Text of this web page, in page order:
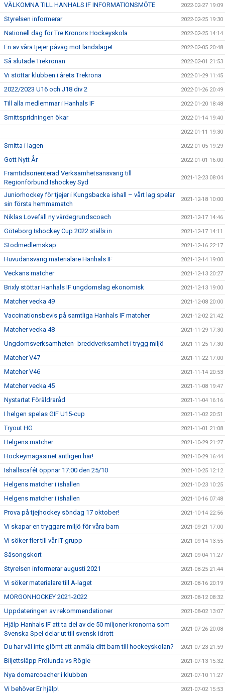
VÄLKOMNA TILL HANHALS IF INFORMATIONSMÖTE 2022-02-27 19:09
Styrelsen informerar 2022-02-25 19:30
Nationell dag för Tre Kronors Hockeyskola 2022-02-25 14:14
En av våra tjejer påväg mot landslaget 2022-02-05 20:48
Så slutade Trekronan 2022-02-01 21:53
Vi stöttar klubben i årets Trekrona 2022-01-29 11:45
2022/2023 U16 och J18 div 2 2022-01-26 20:49
Till alla medlemmar i Hanhals IF 2022-01-20 18:48
Smittspridningen ökar 2022-01-14 19:40
2022-01-11 19:30
Smitta i lagen 2022-01-05 19:29
Gott Nytt År 2022-01-01 16:00
Framtidsorienterad Verksamhetsansvarig till
Regionförbund Ishockey Syd
2021-12-23 08:04
Juniorhockey för tjejer i Kungsbacka ishall – vårt lag spelar
sin första hemmamatch
2021-12-18 10:00
Niklas Lovefall ny värdegrundscoach 2021-12-17 14:46
Göteborg Ishockey Cup 2022 ställs in 2021-12-17 14:11
Stödmedlemskap 2021-12-16 22:17
Huvudansvarig materialare Hanhals IF 2021-12-14 19:00
Veckans matcher 2021-12-13 20:27
Brixly stöttar Hanhals IF ungdomslag ekonomisk 2021-12-13 19:00
Matcher vecka 49 2021-12-08 20:00
Vaccinationsbevis på samtliga Hanhals IF matcher 2021-12-02 21:42
Matcher vecka 48 2021-11-29 17:30
Ungdomsverksamheten- breddverksamhet i trygg miljö 2021-11-25 17:30
Matcher V47 2021-11-22 17:00
Matcher V46 2021-11-14 20:53
Matcher vecka 45 2021-11-08 19:47
Nystartat Föräldraråd 2021-11-04 16:16
I helgen spelas GIF U15-cup 2021-11-02 20:51
Tryout HG 2021-11-01 21:08
Helgens matcher 2021-10-29 21:27
Hockeymagasinet äntligen här! 2021-10-29 16:44
Ishallscafét öppnar 17:00 den 25/10 2021-10-25 12:12
Helgens matcher i ishallen 2021-10-23 10:25
Helgens matcher i ishallen 2021-10-16 07:48
Prova på tjejhockey söndag 17 oktober! 2021-10-14 22:56
Vi skapar en tryggare miljö för våra barn 2021-09-21 17:00
Vi söker fler till vår IT-grupp 2021-09-14 13:55
Säsongskort 2021-09-04 11:27
Styrelsen informerar augusti 2021 2021-08-25 21:44
Vi söker materialare till A-laget 2021-08-16 20:19
MORGONHOCKEY 2021-2022 2021-08-12 08:32
Uppdateringen av rekommendationer 2021-08-02 13:07
Hjälp Hanhals IF att ta del av de 50 miljoner kronorna som
Svenska Spel delar ut till svensk idrott
2021-07-26 20:08
Du har väl inte glömt att anmäla ditt barn till hockeyskolan? 2021-07-23 21:59
Biljettsläpp Frölunda vs Rögle 2021-07-13 15:32
Nya domarcoacher i klubben 2021-07-10 11:27
Vi behöver Er hjälp! 2021-07-02 15:53